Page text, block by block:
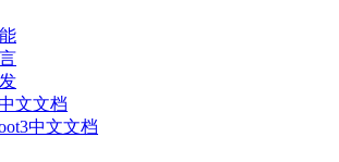
文文档
中文文档